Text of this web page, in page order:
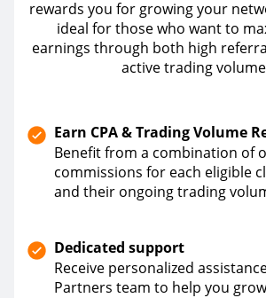
rewards you for growing your
ideal for those who want to
earnings through both high
active trading
Earn CPA & Trading Volume
Benefit from a combination of
commissions for each eligible
and their ongoing trading
Dedicated support
Receive personalized
Partners team to help you